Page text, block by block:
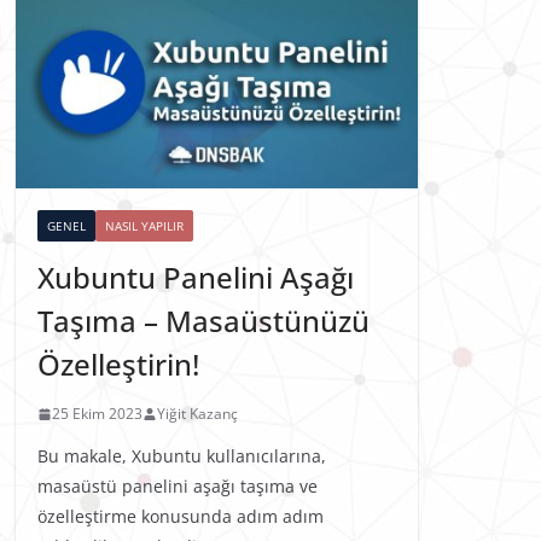
GENEL NASIL YAPILIR
Xubuntu Panelini Aşağı
Taşıma – Masaüstünüzü
Özelleştirin!
25 Ekim 2023 Yiğit Kazanç
Bu makale, Xubuntu kullanıcılarına,
masaüstü panelini aşağı taşıma ve
özelleştirme konusunda adım adım